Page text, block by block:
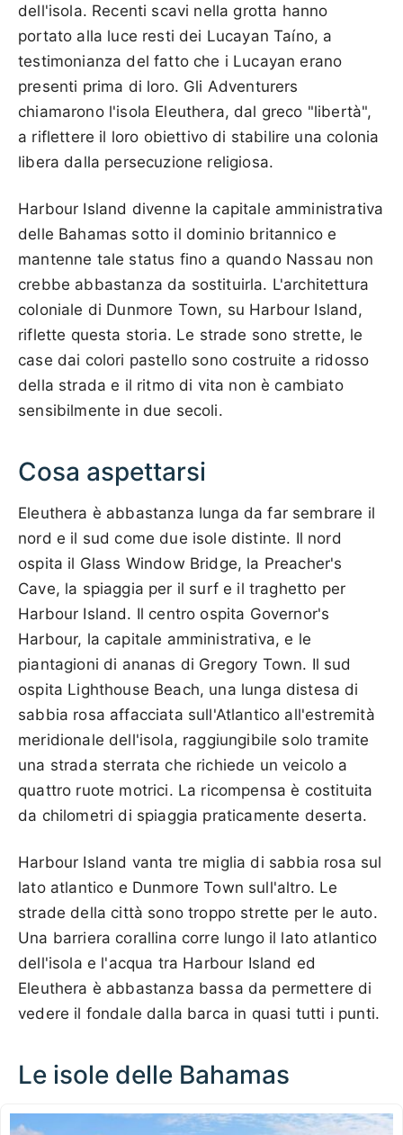
dell'isola. Recenti scavi nella grotta hanno
portato alla luce resti dei Lucayan Taíno, a
testimonianza del fatto che i Lucayan erano
presenti prima di loro. Gli Adventurers
chiamarono l'isola Eleuthera, dal greco "libertà",
a riflettere il loro obiettivo di stabilire una colonia
libera dalla persecuzione religiosa.
Harbour Island divenne la capitale amministrativa
delle Bahamas sotto il dominio britannico e
mantenne tale status fino a quando Nassau non
crebbe abbastanza da sostituirla. L'architettura
coloniale di Dunmore Town, su Harbour Island,
riflette questa storia. Le strade sono strette, le
case dai colori pastello sono costruite a ridosso
della strada e il ritmo di vita non è cambiato
sensibilmente in due secoli.
Cosa aspettarsi
Eleuthera è abbastanza lunga da far sembrare il
nord e il sud come due isole distinte. Il nord
ospita il Glass Window Bridge, la Preacher's
Cave, la spiaggia per il surf e il traghetto per
Harbour Island. Il centro ospita Governor's
Harbour, la capitale amministrativa, e le
piantagioni di ananas di Gregory Town. Il sud
ospita Lighthouse Beach, una lunga distesa di
sabbia rosa affacciata sull'Atlantico all'estremità
meridionale dell'isola, raggiungibile solo tramite
una strada sterrata che richiede un veicolo a
quattro ruote motrici. La ricompensa è costituita
da chilometri di spiaggia praticamente deserta.
Harbour Island vanta tre miglia di sabbia rosa sul
lato atlantico e Dunmore Town sull'altro. Le
strade della città sono troppo strette per le auto.
Una barriera corallina corre lungo il lato atlantico
dell'isola e l'acqua tra Harbour Island ed
Eleuthera è abbastanza bassa da permettere di
vedere il fondale dalla barca in quasi tutti i punti.
Le isole delle Bahamas